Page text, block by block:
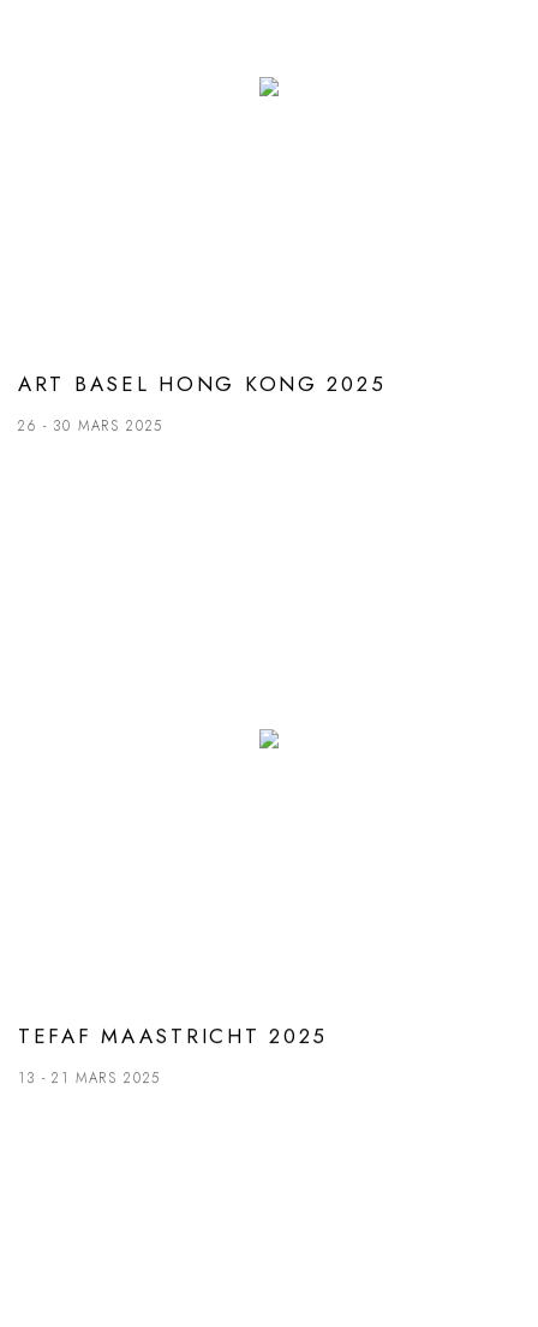
ART BASEL HONG KONG 2025
26 - 30 MARS 2025
TEFAF MAASTRICHT 2025
13 - 21 MARS 2025